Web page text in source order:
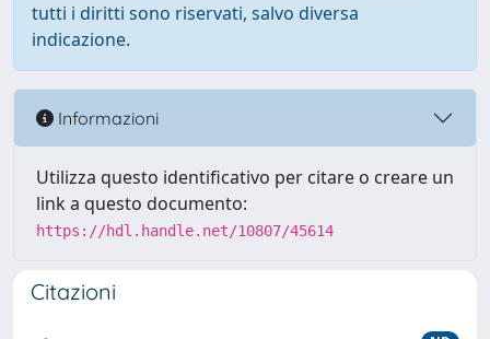
tutti i diritti sono riservati, salvo diversa
indicazione.
Informazioni
Utilizza questo identificativo per citare o creare un
link a questo documento:
https://hdl.handle.net/10807/45614
Citazioni